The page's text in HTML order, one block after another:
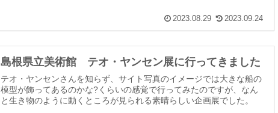
2023.08.29 2023.09.24
島根県立美術館 テオ・ヤンセン展に行ってきました
テオ・ヤンセンさんを知らず、サイト写真のイメージでは大きな船の
模型が飾ってあるのかな?くらいの感覚で行ってみたのですが、なん
と生き物のように動くところが見られる素晴らしい企画展でした。